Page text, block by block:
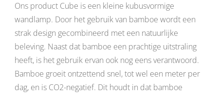
Ons product Cube is een kleine kubusvormige
wandlamp. Door het gebruik van bamboe wordt een
strak design gecombineerd met een natuurlijke
beleving. Naast dat bamboe een prachtige uitstraling
heeft, is het gebruik ervan ook nog eens verantwoord.
Bamboe groeit ontzettend snel, tot wel een meter per
dag, en is CO2-negatief. Dit houdt in dat bamboe